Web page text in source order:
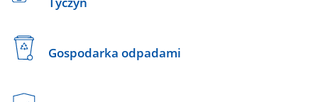
Gospodarka odpadami